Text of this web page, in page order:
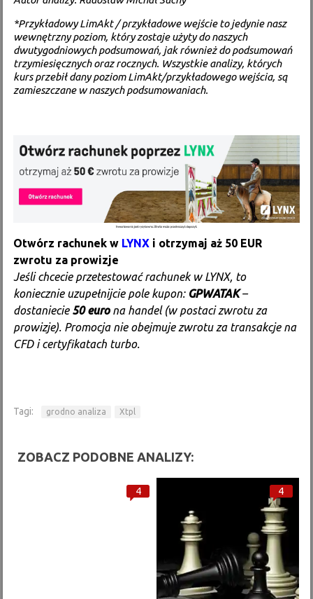
*Przykładowy LimAkt / przykładowe wejście to jedynie nasz
wewnętrzny poziom, który zostaje użyty do naszych
dwutygodniowych podsumowań, jak również do podsumowań
trzymiesięcznych oraz rocznych. Wszystkie analizy, których
kurs przebił dany poziom LimAkt/przykładowego wejścia, są
zamieszczane w naszych podsumowaniach.
Otwórz rachunek w LYNX i otrzymaj aż 50 EUR
zwrotu za prowizje
Jeśli chcecie przetestować rachunek w LYNX, to
koniecznie uzupełnijcie pole kupon: GPWATAK–
dostaniecie 50 eurona handel (w postaci zwrotu za
prowizje). Promocja nie obejmuje zwrotu za transakcje na
CFD i certyfikatach turbo.
Tagi: grodno analiza Xtpl
ZOBACZ PODOBNE ANALIZY:
4 4